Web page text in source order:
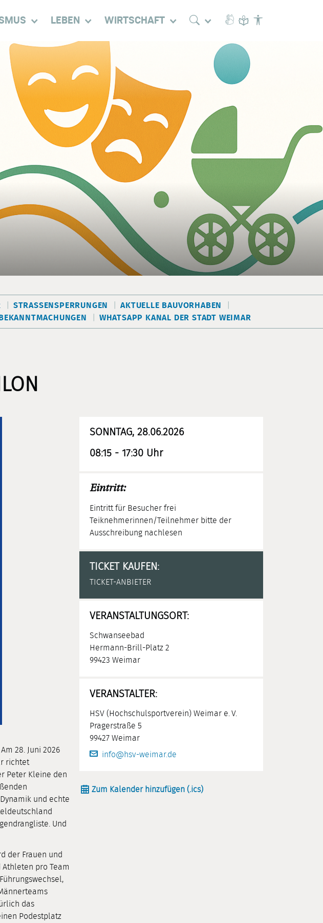
LEBEN WIRTSCHAFT
STRASSENSPERRUNGEN
AKTUELLE BAUVORHABEN
BEKANNTMACHUNGEN WHATSAPP KANAL DER STADT WEIMAR
28. Juni 2026
richtet
Peter Kleine den
und echte
Und
der Frauen und
pro Team
das
Podestplatz
SONNTAG, 28.06.2026
08:15 - 17:30 Uhr
Eintritt:
Eintritt für Besucher frei
Teiknehmerinnen/Teilnehmer bitte der
Ausschreibung nachlesen
TICKET KAUFEN:
TICKET-ANBIETER
VERANSTALTUNGSORT:
Schwanseebad
Hermann-Brill-Platz 2
99423 Weimar
VERANSTALTER:
HSV (Hochschulsportverein) Weimar e. V.
Pragerstraße 5
99427 Weimar
info@hsv-weimar.de
Zum Kalender hinzufügen (.ics)